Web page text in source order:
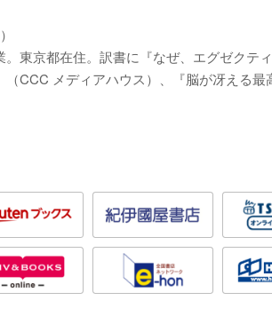
。東京都在住。訳書に『なぜ、エグゼクテ
CCC メディアハウス）、『脳が冴える